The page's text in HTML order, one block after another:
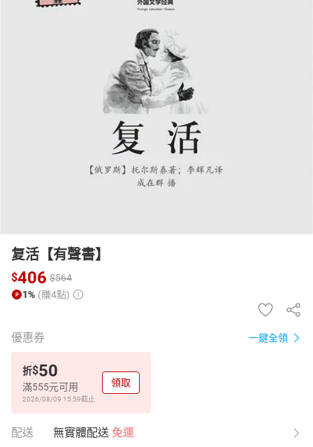
居家生活 運動休閒
男裝 化妝保養
電子/紙本書
HOT
复活【有聲書】
$406 $564
1% (賺4點)
優惠券 一鍵全領
折$50
滿555元可用
2026/08/09 15:59截止
領取
配送 無實體配送 免運